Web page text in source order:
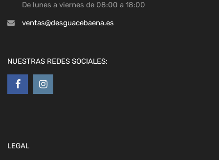
De lunes a viernes de 08:00 a 18:00
ventas@desguacebaena.es
NUESTRAS REDES SOCIALES:
LEGAL